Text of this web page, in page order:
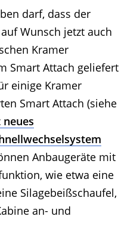
darf, dass der
Wunsch jetzt auch
Kramer
Smart Attach geliefert
einige Kramer
Smart Attach (siehe
Anbaugeräte mit
wie etwa eine
Silagebeißschaufel,
an- und